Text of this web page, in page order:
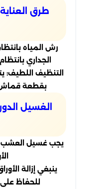
طرق
رش المياه
الجداري
التنظيف اللطيف:
بقطعة قماش
الغسيل
يجب غسيل العشب
ينبغي إزالة
للحفاظ